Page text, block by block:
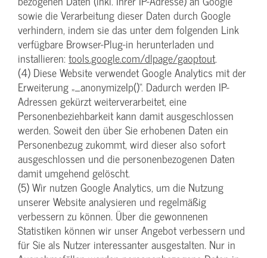
sowie die Verarbeitung dieser Daten durch Google
verhindern, indem sie das unter dem folgenden Link
verfügbare Browser-Plug-in herunterladen und
installieren: tools.google.com/dlpage/gaoptout.
(4) Diese Website verwendet Google Analytics mit der
Erweiterung „_anonymizeIp()“. Dadurch werden IP-
Adressen gekürzt weiterverarbeitet, eine
Personenbeziehbarkeit kann damit ausgeschlossen
werden. Soweit den über Sie erhobenen Daten ein
Personenbezug zukommt, wird dieser also sofort
ausgeschlossen und die personenbezogenen Daten
damit umgehend gelöscht.
(5) Wir nutzen Google Analytics, um die Nutzung
unserer Website analysieren und regelmäßig
verbessern zu können. Über die gewonnenen
Statistiken können wir unser Angebot verbessern und
für Sie als Nutzer interessanter ausgestalten. Nur in